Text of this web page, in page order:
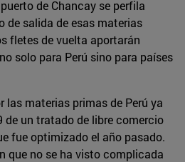
de Chancay se perfila
de salida de esas materias
fletes de vuelta aportarán
solo para Perú sino para países
las materias primas de Perú ya
de un tratado de libre comercio
fue optimizado el año pasado.
que no se ha visto complicada